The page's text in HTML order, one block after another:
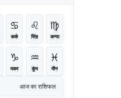
♋
कर्क
♌
सिंह
♍
कन्या
♑
मकर
♒
कुंभ
♓
मीन
आज का राशिफल